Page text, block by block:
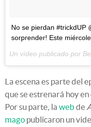
No se pierdan #trickdUP
sorprender! Este
Un vídeo publicado por
La escena es parte del
que se estrenará hoy en
Por su parte, la web de
mago publicaron un